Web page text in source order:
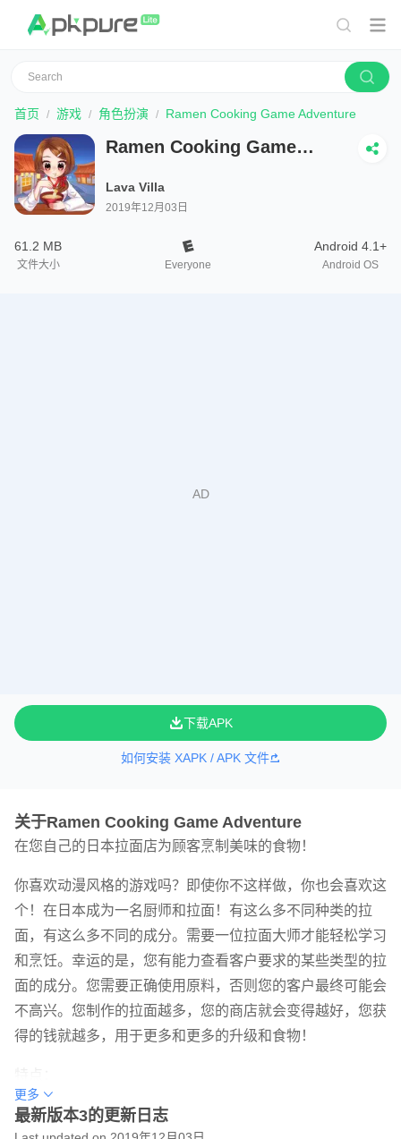
首页 游戏 角色扮演 Ramen Cooking Game Adventure
Ramen Cooking Game
Lava Villa
2019年12月03日
61.2 MB
文件大小 Everyone
Android 4.1+
Android OS
下载APK
如何安装 XAPK / APK 文件
关于Ramen Cooking Game Adventure
在您自己的日本拉面店为顾客烹制美味的食物！
你喜欢动漫风格的游戏吗？即使你不这样做，你也会喜欢这
个！在日本成为一名厨师和拉面！有这么多不同种类的拉
面，有这么多不同的成分。需要一位拉面大师才能轻松学习
和烹饪。幸运的是，您有能力查看客户要求的某些类型的拉
面的成分。您需要正确使用原料，否则您的客户最终可能会
不高兴。您制作的拉面越多，您的商店就会变得越好，您获
得的钱就越多，用于更多和更多的升级和食物！
- 180+关卡
- 300多种不同类型的拉面
更多
最新版本3的更新日志